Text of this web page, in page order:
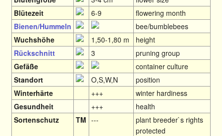
Blütezeit
6-9
flowering month
Bienen/Hummeln
bee/bumblebees
Wuchshöhe
1,50-1,80 m
height
Rückschnitt
3
pruning group
Gefäße
container culture
Standort
O,S,W,N
position
Winterhärte
+++
winter hardiness
Gesundheit
+++
health
Sortenschutz
TM ---
plant breeder`s rights
protected